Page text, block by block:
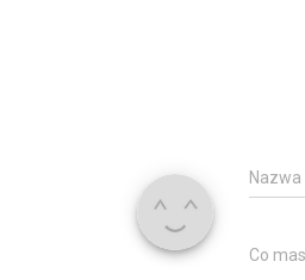
Nazwa
Co